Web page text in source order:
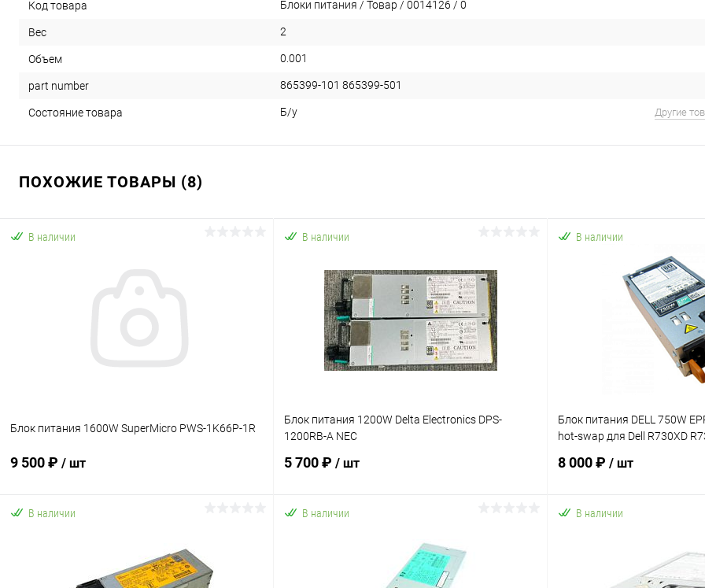
Код товара Блоки питания / Товар / 0014126 / 0
Вес 2
Объем 0.001
part number 865399-101 865399-501
Состояние товара Б/у Другие
ПОХОЖИЕ ТОВАРЫ (8)
В наличии
Блок питания 1600W SuperMicro PWS-1K66P-1R
9 500 ₽ / шт
К сравнению
В наличии
Блок питания 1200W Delta Electronics DPS-
1200RB-A NEC
5 700 ₽ / шт
К сравнению
В наличии
Блок питания DELL 750W
hot-swap для Dell R730XD
8 000 ₽ / шт
Купить в 1 клик
В наличии В наличии В наличии